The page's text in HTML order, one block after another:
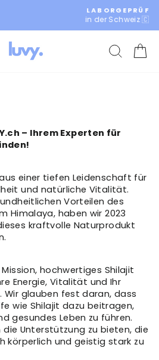
– Ihrem Experten für
einer tiefen Leidenschaft für
und natürliche Vitalität.
Vorteilen des
Himalaya, haben wir 2023
kraftvolle Naturprodukt
Mission, hochwertiges Shilajit
Energie, Vitalität und Ihr
glauben fest daran, dass
wie Shilajit dazu beitragen,
gesundes Leben zu führen.
die Unterstützung zu bieten, die
körperlich und geistig stark zu